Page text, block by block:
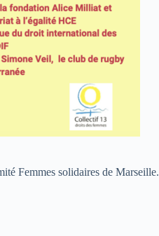
Femmes solidaires de Marseille.